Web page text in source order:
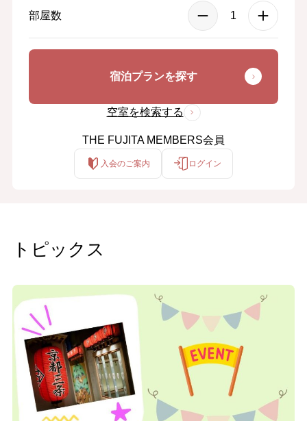
THE FUJITA MEMBERS会員
入会のご案内 ログイン
部屋数
宿泊プランを探す
空室を検索する
トピックス